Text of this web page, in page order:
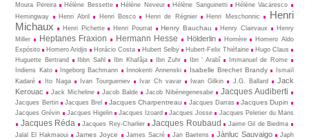
Moura Pereira
Hélène Bessette Hélène Neveur Hélène Sanguinetti
Hélène Vacaresco
Hemingway
Henri Abril Henri Bosco Henri de Régnier Henri Meschonnic
Henri
Michaux
Henri Pichette Henri Pourrat Henry Bauchau Henry Clairvaux
Henry
Miller
Heptanes Fraxion Hermann Hesse Hölderlin Homère
Homero Aldo
Expósito
Homero Aridjis Horácio Costa Hubert Selby Hubert-Felix Thiéfaine
Hugo Claus
Huguette Bertrand
Ibbn Sahl Ibn Khafâja Ibn Zuhr Ibn ‘ Arabî
Immanuel de Rome
Indiens Kato
Ingeborg Bachmann Innokenti Annenski Isabelle Brechet Brandy
Ismaïl
Kadaré
Ito Naga Ivan Tourgueniev Ivar Ch vavar Iwan Gilkin J.G. Ballard
Jack
Kerouac
Jack Micheline Jacob Balde Jacob Nibénegenesabe Jacques Audiberti
Jacques Bertin Jacques Brel Jacques Charpentreau Jacques Darras Jacques Dupin
Jacques Grévin Jacques Higelin Jacques Izoard Jacques Josse Jacques Peletier du Mans
Jacques Réda Jacques Rey-Charlier Jacques Roubaud
Jaime Gil de Biedma
Jalal El Hakmaoui
James Joyce James Sacré Jan Baetens Jànluc Sauvaigo
Japh